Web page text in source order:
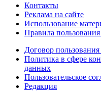
Контакты
Реклама на сайте
Использование
Правила
Договор
Политика в сфере
данных
Пользовательское
Редакция